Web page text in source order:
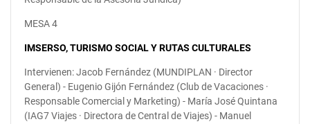
MESA 4
IMSERSO, TURISMO SOCIAL Y RUTAS CULTURALES
Intervienen: Jacob Fernández (MUNDIPLAN · Director
General) - Eugenio Gijón Fernández (Club de Vacaciones ·
Responsable Comercial y Marketing) - María José Quintana
(IAG7 Viajes · Directora de Central de Viajes) - Manuel